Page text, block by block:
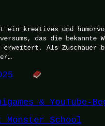
ein kreatives und
das die bekannte
erweitert. Als Zuschauer
& YouTube-
Monster School